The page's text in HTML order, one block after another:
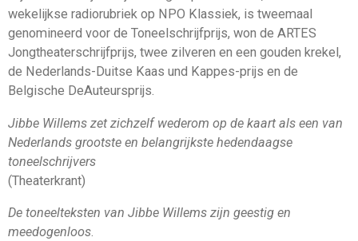
wekelijkse radiorubriek op NPO Klassiek, is tweemaal
genomineerd voor de Toneelschrijfprijs, won de ARTES
Jongtheaterschrijfprijs, twee zilveren en een gouden krekel,
de Nederlands-Duitse Kaas und Kappes-prijs en de
Belgische DeAuteursprijs.
Jibbe Willems zet zichzelf wederom op de kaart als een van
Nederlands grootste en belangrijkste hedendaagse
toneelschrijvers
(Theaterkrant)
De toneelteksten van Jibbe Willems zijn geestig en
meedogenloos.